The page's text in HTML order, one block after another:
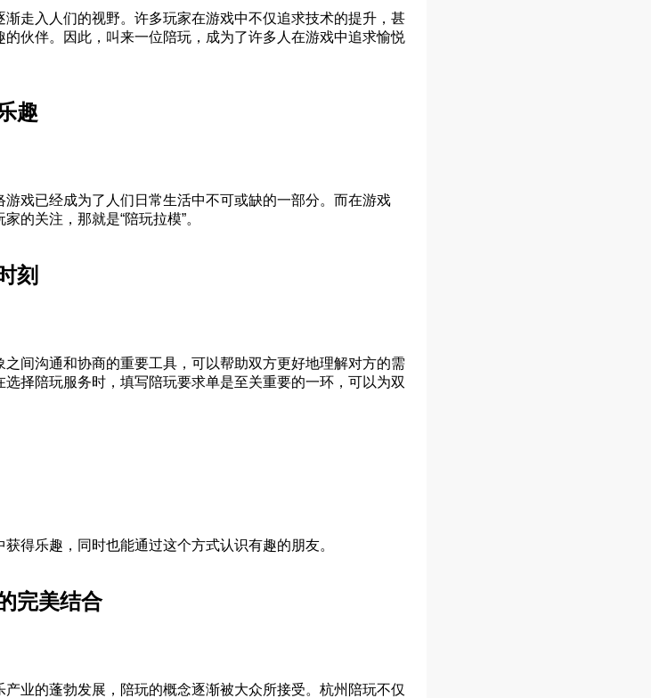
走入人们的视野。许多玩家在游戏中不仅追求技术的提升，甚
伙伴。因此，叫来一位陪玩，成为了许多人在游戏中追求愉悦
趣
戏已经成为了人们日常生活中不可或缺的一部分。而在游戏
的关注，那就是“陪玩拉模”。
刻
间沟通和协商的重要工具，可以帮助双方更好地理解对方的需
择陪玩服务时，填写陪玩要求单是至关重要的一环，可以为双
得乐趣，同时也能通过这个方式认识有趣的朋友。
完美结合
业的蓬勃发展，陪玩的概念逐渐被大众所接受。杭州陪玩不仅